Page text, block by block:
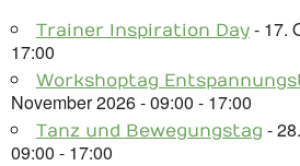
Trainer Inspiration Day - 17.
17:00
Workshoptag
November 2026 - 09:00 - 17:00
Tanz und Bewegungstag -
09:00 - 17:00